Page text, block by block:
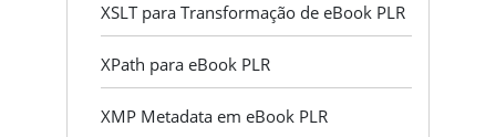
XSLT para Transformação de eBook PLR
XPath para eBook PLR
XMP Metadata em eBook PLR